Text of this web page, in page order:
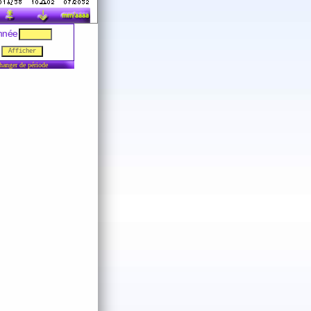
de période